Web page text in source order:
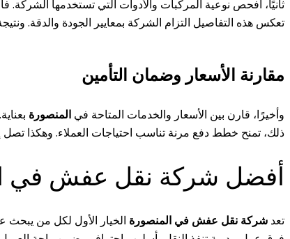
ثانيًا، افحص نوعية المركبات والأدوات التي تستخدمها
تعكس هذه التفاصيل التزام الشركة بمعايير الجودة والدقة.
مقارنة الأسعار وضمان التأمين
وأخيرًا، قارن بين الأسعار والخدمات المتاحة في المنصورة
ذلك، تمنح خطط دفع مرنة تناسب احتياجات العملاء. وهكذا
أفضل شركة نقل عفش في
تعد شركة نقل عفش في المنصورة الخيار الأول لكل من يبحث